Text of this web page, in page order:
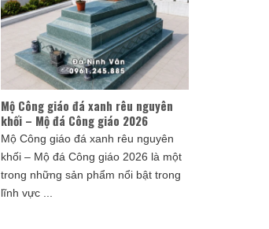
Mộ Công giáo đá xanh rêu nguyên
khối – Mộ đá Công giáo 2026
Mộ Công giáo đá xanh rêu nguyên
khối – Mộ đá Công giáo 2026 là một
trong những sản phẩm nổi bật trong
lĩnh vực ...